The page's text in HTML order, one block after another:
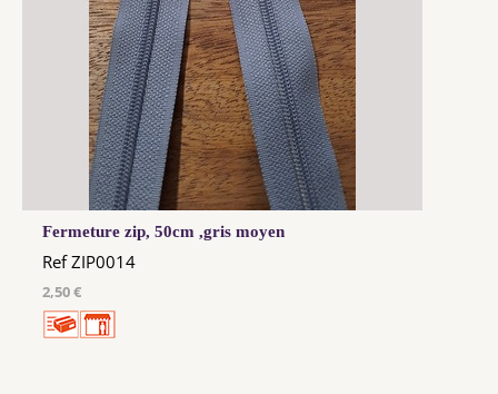
Fermeture zip, 50cm ,gris moyen
Ref ZIP0014
2,50 €